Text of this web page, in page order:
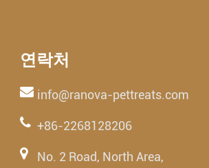
연락처
info@ranova-pettreats.com
+86-2268128206
No. 2 Road, North Area,